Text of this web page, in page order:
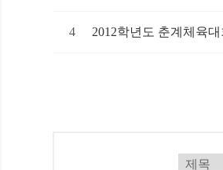
4 2012학년도 춘계체육